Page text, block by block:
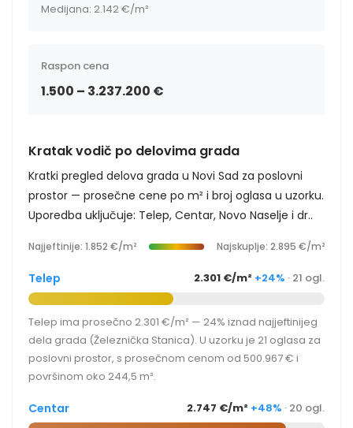
Medijana: 2.142 €/m²
Raspon cena
1.500 – 3.237.200 €
Kratak vodič po delovima grada
Kratki pregled delova grada u Novi Sad za poslovni
prostor — prosečne cene po m² i broj oglasa u uzorku.
Uporedba uključuje: Telep, Centar, Novo Naselje i dr..
Najjeftinije: 1.852 €/m² Najskuplje: 2.895 €/m²
Telep 2.301 €/m² +24% · 21 ogl.
Telep ima prosečno 2.301 €/m² — 24% iznad najjeftinijeg
dela grada (Železnička Stanica). U uzorku je 21 oglasa za
poslovni prostor, s prosečnom cenom od 500.967 € i
površinom oko 244,5 m².
Centar 2.747 €/m² +48% · 20 ogl.